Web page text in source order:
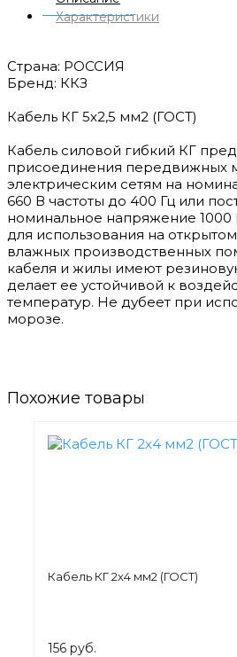
Характеристики
Страна: РОССИЯ
Бренд: ККЗ
Кабель КГ 5х2,5 мм2 (ГОСТ)
Кабель силовой гибкий КГ
присоединения передвижных
электрическим сетям на
660 В частоты до 400 Гц или
номинальное напряжение 1000
для использования на
влажных производственных
кабеля и жилы имеют
делает ее устойчивой к
температур. Не дубеет при
морозе.
Похожие товары
Кабель КГ 2х4 мм2 (ГОСТ)
156 руб.